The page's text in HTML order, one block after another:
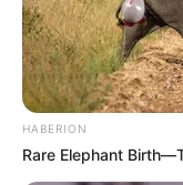
Történelmi
a figyelem
A Tisza Párt
HABERION
Rare Elephant